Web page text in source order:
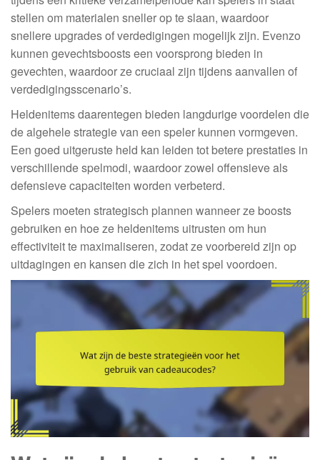
stellen om materialen sneller op te slaan, waardoor
snellere upgrades of verdedigingen mogelijk zijn. Evenzo
kunnen gevechtsboosts een voorsprong bieden in
gevechten, waardoor ze cruciaal zijn tijdens aanvallen of
verdedigingsscenario’s.
Heldenitems daarentegen bieden langdurige voordelen die
de algehele strategie van een speler kunnen vormgeven.
Een goed uitgeruste held kan leiden tot betere prestaties in
verschillende spelmodi, waardoor zowel offensieve als
defensieve capaciteiten worden verbeterd.
Spelers moeten strategisch plannen wanneer ze boosts
gebruiken en hoe ze heldenitems uitrusten om hun
effectiviteit te maximaliseren, zodat ze voorbereid zijn op
uitdagingen en kansen die zich in het spel voordoen.